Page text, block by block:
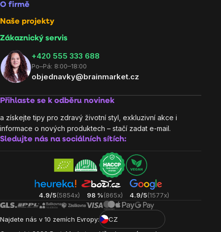
O firmě
Naše projekty
Zákaznický servis
‭+420 555 333 688
Po–Pá: 8:00–18:00
objednavky@brainmarket.cz
Přihlaste se k odběru novinek
a získejte tipy pro zdravý životní styl, exkluzivní akce i
informace o nových produktech – stačí zadat e-mail.
Sledujte nás na sociálních sítích:
4.9/5(5854x) 98 %(865x) 4.9/5(1577x)
Najdete nás v 10 zemích Evropy:
CZ